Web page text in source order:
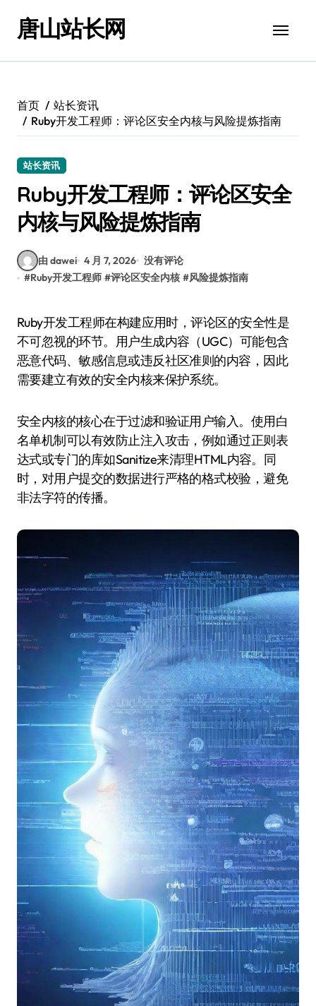
唐山站长网
首页
站长资讯
Ruby开发工程师：评论区安全内核与风险提炼指南
站长资讯
Ruby开发工程师：评论区安全
内核与风险提炼指南
由 dawei 4 月 7, 2026 没有评论
#Ruby开发工程师 #评论区安全内核 #风险提炼指南
Ruby开发工程师在构建应用时，评论区的安全性是
不可忽视的环节。用户生成内容（UGC）可能包含
恶意代码、敏感信息或违反社区准则的内容，因此
需要建立有效的安全内核来保护系统。
安全内核的核心在于过滤和验证用户输入。使用白
名单机制可以有效防止注入攻击，例如通过正则表
达式或专门的库如Sanitize来清理HTML内容。同
时，对用户提交的数据进行严格的格式校验，避免
非法字符的传播。